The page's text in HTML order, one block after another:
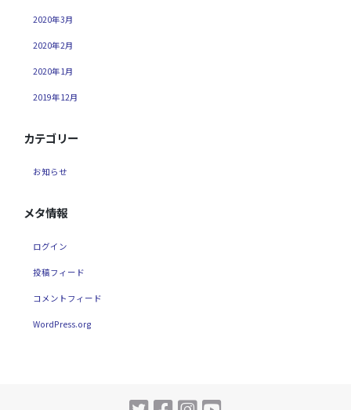
2020年3月
2020年2月
2020年1月
2019年12月
カテゴリー
お知らせ
メタ情報
ログイン
投稿フィード
コメントフィード
WordPress.org